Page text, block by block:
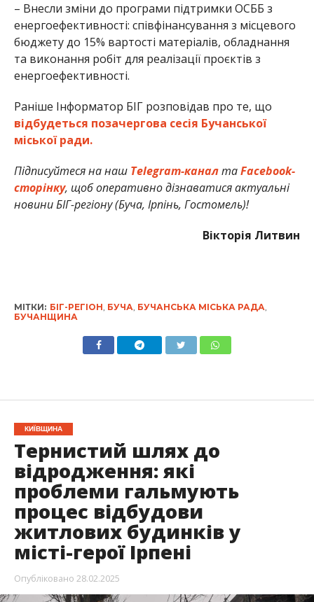
– Внесли зміни до програми підтримки ОСББ з
енергоефективності: співфінансування з місцевого
бюджету до 15% вартості матеріалів, обладнання
та виконання робіт для реалізації проєктів з
енергоефективності.
Раніше Інформатор БІГ розповідав про те, що
відбудеться позачергова сесія Бучанської
міської ради.
Підписуйтеся на наш Telegram-каналтаFacebook-
сторінку, щоб оперативно дізнаватися актуальні
новини БІГ-регіону (Буча, Ірпінь, Гостомель)!
Вікторія Литвин
МІТКИ: БІГ-РЕГІОН, БУЧА, БУЧАНСЬКА МІСЬКА РАДА,
БУЧАНЩИНА
КИЇВЩИНА
Тернистий шлях до
відродження: які
проблеми гальмують
процес відбудови
житлових будинків у
місті-герої Ірпені
Опубліковано 28.02.2025